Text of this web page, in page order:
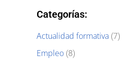
Categorías:
Actualidad formativa (7)
Empleo (8)